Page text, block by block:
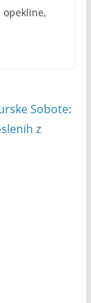
opekline,
Sobote:
z